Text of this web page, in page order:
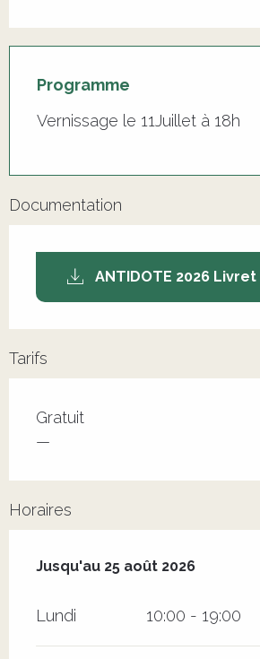
Programme
Vernissage le 11Juillet à 18h
Documentation
ANTIDOTE 2026 Livret
Tarifs
Tarifs 2026
Gratuit
—
Horaires
Du9 juillet 2026au25 août 2026
Jusqu'au 25 août 2026
Lundi 10:00 - 19:00